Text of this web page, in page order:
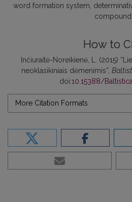
word formation system
compound
How to
Inčiuraitė-Noreikienė, L. (2015)
neoklasikiniais dėmenimis”,
doi:10.15388/
More Citation Formats